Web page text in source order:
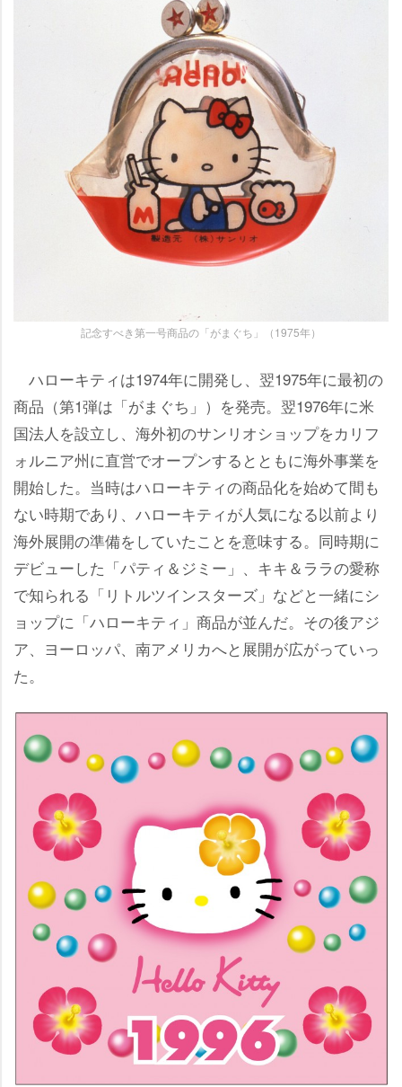
記念すべき第一号商品の「がまぐち」（1975年）
ハローキティは1974年に開発し、翌1975年に最初の
商品（第1弾は「がまぐち」）を発売。翌1976年に米
国法人を設立し、海外初のサンリオショップをカリフ
ォルニア州に直営でオープンするとともに海外事業を
開始した。当時はハローキティの商品化を始めて間も
ない時期であり、ハローキティが人気になる以前より
海外展開の準備をしていたことを意味する。同時期に
デビューした「パティ＆ジミー」、キキ＆ララの愛称
で知られる「リトルツインスターズ」などと一緒にシ
ョップに「ハローキティ」商品が並んだ。その後アジ
ア、ヨーロッパ、南アメリカへと展開が広がっていっ
た。